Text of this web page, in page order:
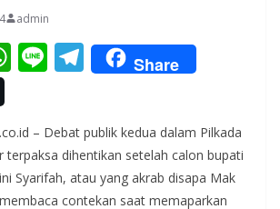
admin
W
s
A
Li T
el
gr
a
Share
– Debat publik kedua dalam Pilkada
terpaksa dihentikan setelah calon bupati
Syarifah, atau yang akrab disapa Mak
contekan saat memaparkan